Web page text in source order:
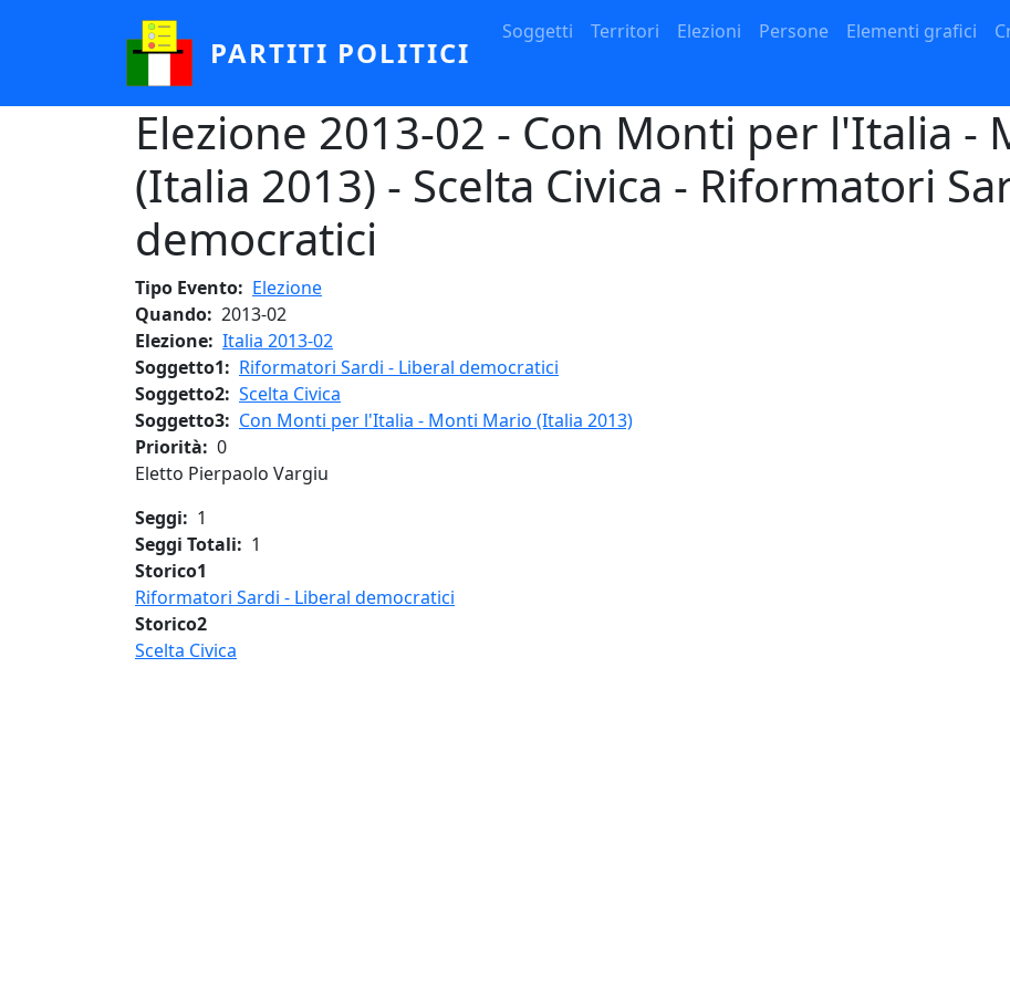
PARTITI POLITICI
Navigazione principale
Soggetti Territori Elezioni Persone Elementi grafici
Elezione 2013-02 - Con Monti per l'Italia -
(Italia 2013) - Scelta Civica - Riformatori
democratici
Tipo Evento
Elezione
Quando 2013-02
Elezione Italia 2013-02
Soggetto1
Riformatori Sardi - Liberal democratici
Soggetto2 Scelta Civica
Soggetto3
Con Monti per l'Italia - Monti Mario (Italia 2013)
Priorità
0
Eletto Pierpaolo Vargiu
Seggi
1
Seggi Totali
1
Storico1
Riformatori Sardi - Liberal democratici
Storico2
Scelta Civica